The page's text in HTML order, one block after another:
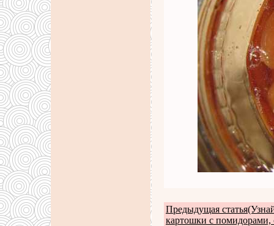
Предыдущая
картошки с помидорами,